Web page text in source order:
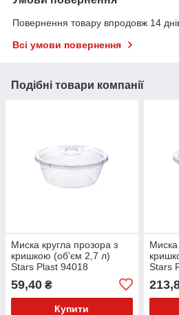
Повернення товару впродовж 14
Всі умови повернення
Подібні товари компанії
Миска кругла прозора з
кришкою (об'єм 2,7 л)
Stars Plast 94018
59,40 ₴
Купити
Миска
Stars